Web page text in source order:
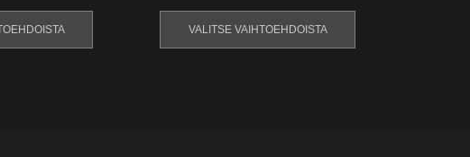
VALITSE VAIHTOEHDOISTA